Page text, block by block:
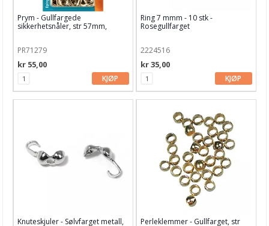
Diverse perler
Glassperler
Glassvoksperler
Lås/Ørestikker/Ring
Metall bokstaver
Prym - Gullfargede
sikkerhetsnåler, str 57mm,
PR71279
kr 55,00
KJØP
Ring 7 mmm - 10 stk -
Rosegullfarget
2224516
kr 35,00
KJØP
Knuteskjuler - Sølvfarget metall,
Perleklemmer - Gullfarget, str